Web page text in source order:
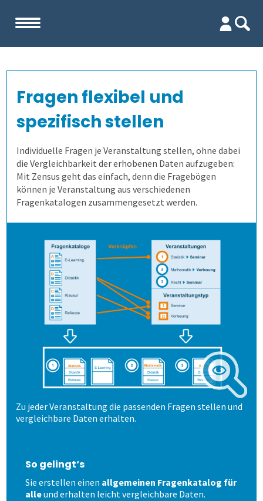
Unternehmen
Team
Firma
Kennenlernen
Referenzen
Schulungen und Webinare
Datenschutz
Karriere
Nachrichten
Newsletter
Evaluation
Wofür ist es gut?
Lehrevaluation
Kursevaluation
Modulevaluation
Internationale Studiengänge
Online Evaluieren
Auf Papier evaluieren
Online in Präsenz
Wer erfährt was, und wie?
Auswertungen direkt abrufen
Anonymität sicherstellen
Ergebnisse
Auswertungen je Zielgruppe
Mit Selbstbauprinzip
Interaktive Statistik
Datensparsamkeit
Wie finden wir die Antworten?
Verschiedene Fragetypen
Gezielt führen
Modulare Fragebögen
Wie spart es Zeit?
Zeitsteuerung
Bewährtes teilen
Wem kann es helfen?
Berufliche Weiterbildung
Stud.ip
Wie fangen wir an?
Fragen flexibel und
spezifisch stellen
Individuelle Fragen je Veranstaltung stellen, ohne dabei
die Vergleichbarkeit der erhobenen Daten aufzugeben:
Mit Zensus geht das einfach, denn die Fragebögen
können je Veranstaltung aus verschiedenen
Fragenkatalogen zusammengesetzt werden.
Zu jeder Veranstaltung die passenden Fragen stellen und
vergleichbare Daten erhalten.
So gelingt‘s
Sie erstellen einen allgemeinen Fragenkatalog für
alleund erhalten leicht vergleichbare Daten.